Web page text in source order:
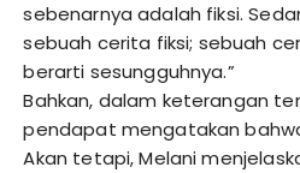
sebenarnya adalah fiksi.
sebuah cerita fiksi; sebuah
berarti sesungguhnya.”
Bahkan, dalam keterangan
pendapat mengatakan
Akan tetapi, Melani